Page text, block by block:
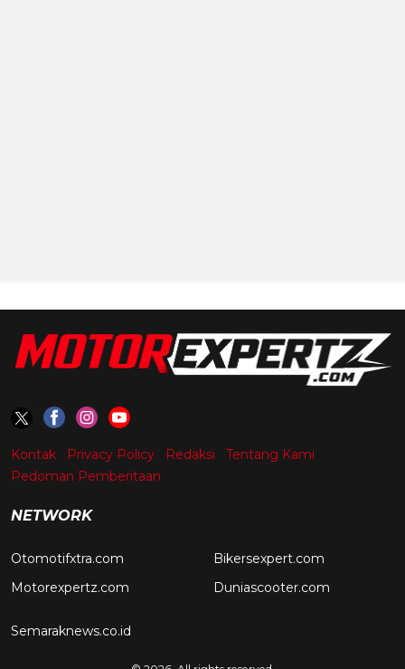
Kontak Privacy Policy Redaksi
Tentang Kami
Pedoman Pemberitaan
NETWORK
Otomotifxtra.com
Motorexpertz.com
Bikersexpert.com
Duniascooter.com
Semaraknews.co.id